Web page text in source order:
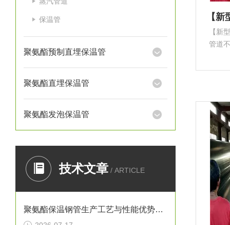
保温管
聚氨酯预制直埋保温管
聚氨酯直埋保温管
聚氨酯发泡保温管
技术文章 / ARTICLE
聚氨酯保温钢管生产工艺与性能优势解析
【新
管道
围内